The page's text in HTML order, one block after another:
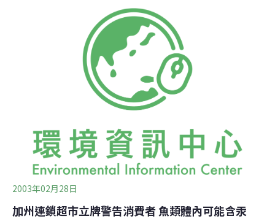
染而罹病，結果帶給該州的保險業者、企業和家庭，直接
及間接成本共計26億美元。這份報告是由加州環保局委妥
位於加州柏克來大學和洛杉磯大學的職業及環境健康中心
(the Centers for Occupational and Environmental Health,
COEH) 進行。COEH主任博姆斯（John Balmes）博士
說：「加州一直以來都表現的相當成功，持續創造新的工
作及投資機會，同時也可以保護人民健康及環境品質。我
這篇報告很
2003年02月28日
加州連鎖超市立牌警告消費者 魚類體內可能含汞